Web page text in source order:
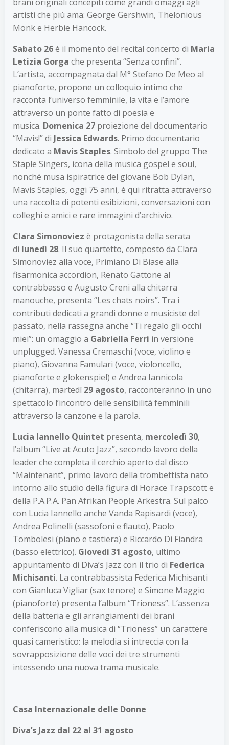
artisti che più ama: George Gershwin, Thelonious
Monk e Herbie Hancock.
Sabato 26è il momento del recital concerto di Maria
Letizia Gorga che presenta “Senza confini”.
L’artista, accompagnata dal M° Stefano De Meo al
pianoforte, propone un colloquio intimo che
racconta l’universo femminile, la vita e l’amore
attraverso un ponte fatto di poesia e
musica. Domenica 27 proiezione del documentario
“Mavis!” di Jessica Edwards. Primo documentario
dedicato a Mavis Staples. Simbolo del gruppo The
Staple Singers, icona della musica gospel e soul,
nonché musa ispiratrice del giovane Bob Dylan,
Mavis Staples, oggi 75 anni, è qui ritratta attraverso
una raccolta di potenti esibizioni, conversazioni con
colleghi e amici e rare immagini d’archivio.
Clara Simonoviez è protagonista della serata
di lunedì 28. Il suo quartetto, composto da Clara
Simonoviez alla voce, Primiano Di Biase alla
fisarmonica accordion, Renato Gattone al
contrabbasso e Augusto Creni alla chitarra
manouche, presenta “Les chats noirs”. Tra i
contributi dedicati a grandi donne e musiciste del
passato, nella rassegna anche “Ti regalo gli occhi
miei”: un omaggio a Gabriella Ferri in versione
unplugged. Vanessa Cremaschi (voce, violino e
piano), Giovanna Famulari (voce, violoncello,
pianoforte e glokenspiel) e Andrea Iannicola
(chitarra), martedì 29 agosto, racconteranno in uno
spettacolo l’incontro delle sensibilità femminili
attraverso la canzone e la parola.
Lucia Iannello Quintet presenta, mercoledì 30,
l’album “Live at Acuto Jazz”, secondo lavoro della
leader che completa il cerchio aperto dal disco
“Maintenant”, primo lavoro della trombettista nato
intorno allo studio della figura di Horace Trapscott e
della P.A.P.A. Pan Afrikan People Arkestra. Sul palco
con Lucia Iannello anche Vanda Rapisardi (voce),
Andrea Polinelli (sassofoni e flauto), Paolo
Tombolesi (piano e tastiera) e Riccardo Di Fiandra
(basso elettrico). Giovedì 31 agosto, ultimo
appuntamento di Diva’s Jazz con il trio di Federica
Michisanti. La contrabbassista Federica Michisanti
con Gianluca Vigliar (sax tenore) e Simone Maggio
(pianoforte) presenta l’album “Trioness”. L’assenza
della batteria e gli arrangiamenti dei brani
conferiscono alla musica di “Trioness” un carattere
quasi cameristico: la melodia si intreccia con la
sovrapposizione delle voci dei tre strumenti
intessendo una nuova trama musicale.
Casa Internazionale delle Donne
Diva’s Jazz dal 22 al 31 agosto